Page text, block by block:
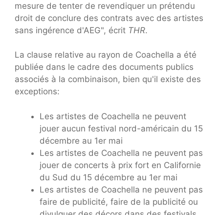
mesure de tenter de revendiquer un prétendu
droit de conclure des contrats avec des artistes
sans ingérence d'AEG", écrit THR.
La clause relative au rayon de Coachella a été
publiée dans le cadre des documents publics
associés à la combinaison, bien qu'il existe des
exceptions:
Les artistes de Coachella ne peuvent
jouer aucun festival nord-américain du 15
décembre au 1er mai
Les artistes de Coachella ne peuvent pas
jouer de concerts à prix fort en Californie
du Sud du 15 décembre au 1er mai
Les artistes de Coachella ne peuvent pas
faire de publicité, faire de la publicité ou